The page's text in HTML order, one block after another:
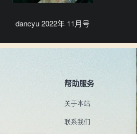
dancyu 2022年 11月号
帮助服务
关于本站
联系我们